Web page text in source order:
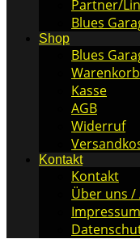
Partner/
Blues
Shop
Blues
Warenkorb
Kasse
AGB
Widerruf
Kontakt
Kontakt
Über uns
Impressum